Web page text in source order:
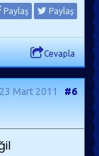
Paylaş Paylaş
Cevapla
23 Mart 2011 #6